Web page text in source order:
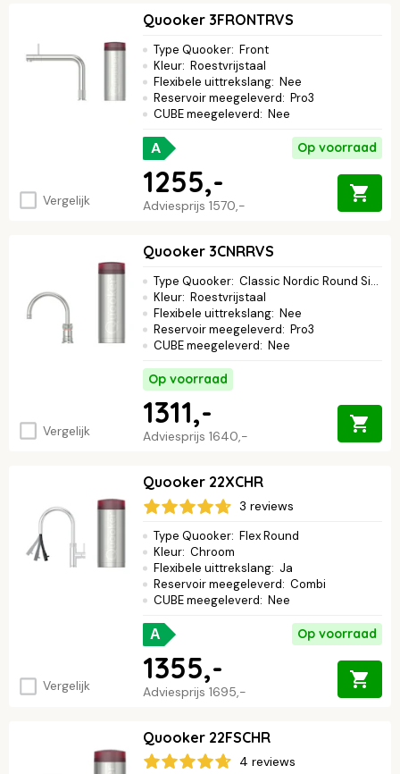
Vergelijk
Quooker 3FRONTRVS
Type Quooker: Front
Kleur: Roestvrijstaal
Flexibele uittrekslang: Nee
Reservoir meegeleverd: Pro3
CUBE meegeleverd: Nee
A Op voorraad
Adviesprijs 1570,-
1255,-
Vergelijk
Quooker 3CNRRVS
Type Quooker: Classic Nordic Round Single Tap
Kleur: Roestvrijstaal
Flexibele uittrekslang: Nee
Reservoir meegeleverd: Pro3
CUBE meegeleverd: Nee
Op voorraad
Adviesprijs 1640,-
1311,-
Vergelijk
Quooker 22XCHR
3 reviews
Type Quooker: Flex Round
Kleur: Chroom
Flexibele uittrekslang: Ja
Reservoir meegeleverd: Combi
CUBE meegeleverd: Nee
A Op voorraad
Adviesprijs 1695,-
1355,-
Quooker 22FSCHR
4 reviews